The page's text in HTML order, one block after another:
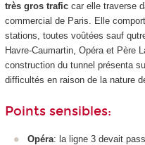
très gros traficcar elle traverse
commercial de Paris. Elle
stations, toutes voûtées sauf
Havre-Caumartin, Opéra et Père
construction du tunnel présenta
difficultés en raison de la nature
Points sensibles:
Opéra: la ligne 3 devait